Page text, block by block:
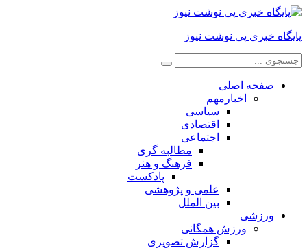
پایگاه خبری پی نوشت نیوز
صفحه اصلی
اخبارمهم
سیاسی
اقتصادی
اجتماعی
مطالبه گری
فرهنگ و هنر
پادکست
علمی و پژوهشی
بین الملل
ورزشی
ورزش همگانی
گزارش تصویری